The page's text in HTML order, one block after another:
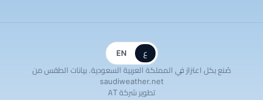
ع EN
صُنع بكل اعتزاز في المملكة العربية السعودية. بيانات الطقس من
saudiweather.net
تطوير شركة AT